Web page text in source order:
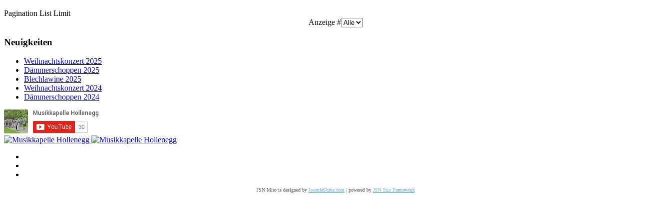
Pagination List Limit
Anzeige #
Neuigkeiten
Weihnachtskonzert 2025
Dämmerschoppen 2025
Blechlawine 2025
Weihnachtskonzert 2024
Dämmerschoppen 2024
JSN Miro is designed by JoomlaShine.com| powered by JSN Sun Framework